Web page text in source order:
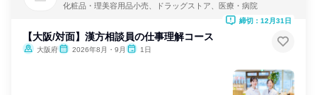
化粧品・理美容用品小売、ドラッグストア、医療・病院
【大阪/対面】漢方相談員の仕事理解コース
大阪府 2026年8月・9月 1日
締切：12月31日